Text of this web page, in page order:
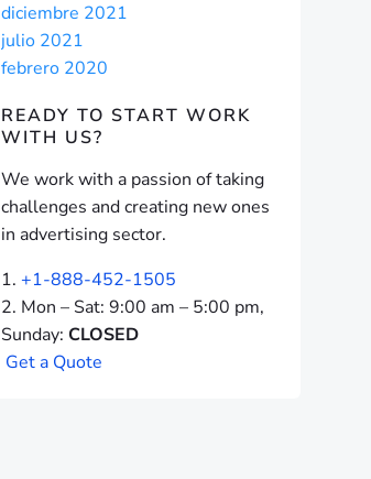
diciembre 2021
julio 2021
febrero 2020
READY TO START WORK
WITH US?
We work with a passion of taking
challenges and creating new ones
in advertising sector.
+1-888-452-1505
Mon – Sat: 9:00 am – 5:00 pm,
Sunday: CLOSED
Geta Quote